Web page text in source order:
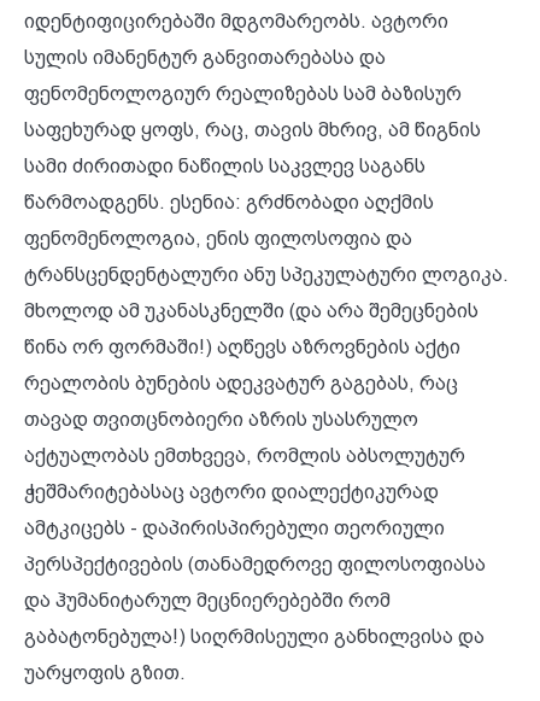
იდენტიფიცირებაში მდგომარეობს. ავტორი
სულის იმანენტურ განვითარებასა და
ფენომენოლოგიურ რეალიზებას სამ ბაზისურ
საფეხურად ყოფს, რაც, თავის მხრივ, ამ წიგნის
სამი ძირითადი ნაწილის საკვლევ საგანს
წარმოადგენს. ესენია: გრძნობადი აღქმის
ფენომენოლოგია, ენის ფილოსოფია და
ტრანსცენდენტალური ანუ სპეკულატური ლოგიკა.
მხოლოდ ამ უკანასკნელში (და არა შემეცნების
წინა ორ ფორმაში!) აღწევს აზროვნების აქტი
რეალობის ბუნების ადეკვატურ გაგებას, რაც
თავად თვითცნობიერი აზრის უსასრულო
აქტუალობას ემთხვევა, რომლის აბსოლუტურ
ჭეშმარიტებასაც ავტორი დიალექტიკურად
ამტკიცებს - დაპირისპირებული თეორიული
პერსპექტივების (თანამედროვე ფილოსოფიასა
და ჰუმანიტარულ მეცნიერებებში რომ
გაბატონებულა!) სიღრმისეული განხილვისა და
უარყოფის გზით.